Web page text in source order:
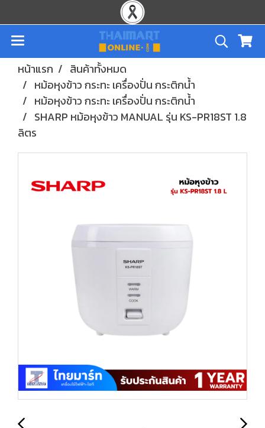
หน้าแรก
สินค้าทั้งหมด
หม้อหุงข้าว กระทะ เครื่องปั่น กระติกน้ำ
หม้อหุงข้าว กระทะ เครื่องปั่น กระติกน้ำ
SHARP หม้อหุงข้าว MANUAL รุ่น KS-PR18ST 1.8
ลิตร